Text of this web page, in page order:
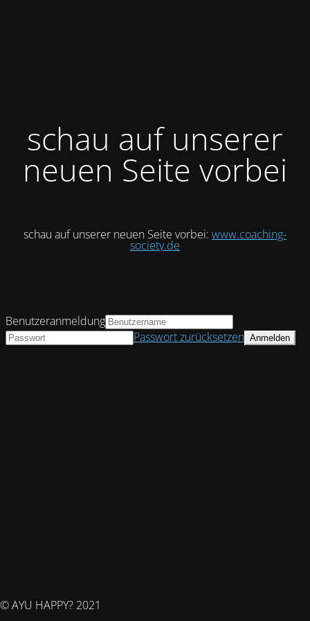
schau auf unserer
neuen Seite vorbei
schau auf unserer neuen Seite vorbei: www.coaching-
society.de
© AYU HAPPY? 2021
Benutzeranmeldung
Passwort zurücksetzen